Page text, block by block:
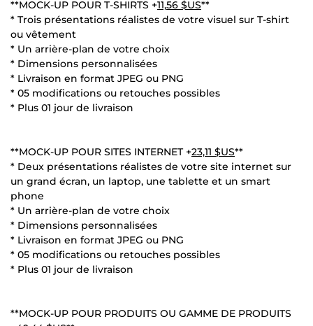
**MOCK-UP POUR T-SHIRTS +11,56 $US**
* Trois présentations réalistes de votre visuel sur T-shirt
ou vêtement
* Un arrière-plan de votre choix
* Dimensions personnalisées
* Livraison en format JPEG ou PNG
* 05 modifications ou retouches possibles
* Plus 01 jour de livraison
**MOCK-UP POUR SITES INTERNET +23,11 $US**
* Deux présentations réalistes de votre site internet sur
un grand écran, un laptop, une tablette et un smart
phone
* Un arrière-plan de votre choix
* Dimensions personnalisées
* Livraison en format JPEG ou PNG
* 05 modifications ou retouches possibles
* Plus 01 jour de livraison
**MOCK-UP POUR PRODUITS OU GAMME DE PRODUITS